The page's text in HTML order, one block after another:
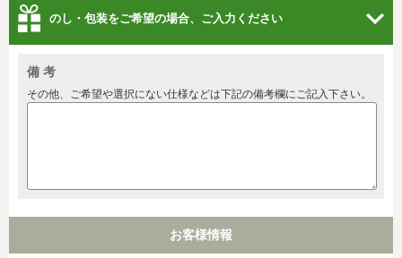
のし・包装をご希望の場合、ご入力ください
備 考
その他、ご希望や選択にない仕様などは下記の備考欄にご記入下さい。
お客様情報